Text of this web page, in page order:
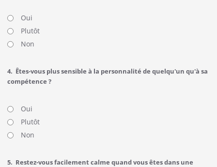
Oui
Plutôt
Non
4. Êtes-vous plus sensible à la personnalité de quelqu'un qu'à sa
compétence ?
Oui
Plutôt
Non
5. Restez-vous facilement calme quand vous êtes dans une